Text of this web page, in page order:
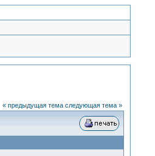
« предыдущая тема следующая тема »